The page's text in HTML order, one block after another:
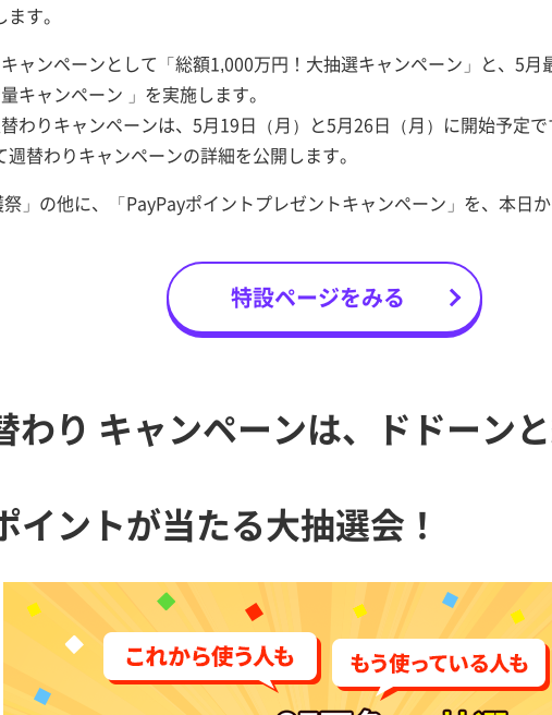
す。
ャンペーンとして「総額1,000万円！大抽選キャンペーン」と、5
キャンペーン 」を実施します。
わりキャンペーンは、5月19日（月）と5月26日（月）に開始予定
替わりキャンペーンの詳細を公開します。
」の他に、「PayPayポイントプレゼントキャンペーン」を、本日か
特設ページをみる
わり キャンペーンは、ドドーン
イントが当たる大抽選会！